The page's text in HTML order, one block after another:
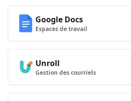
Google Docs
Espaces de travail
Unroll
Gestion des courriels